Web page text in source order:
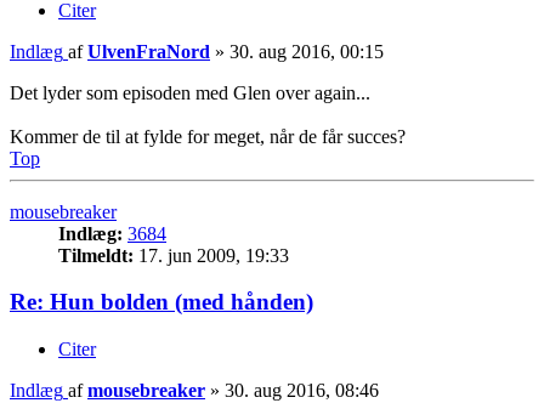
Citer
Indlæg afUlvenFraNord » 30. aug 2016, 00:15
Det lyder som episoden med Glen over again...
Kommer de til at fylde for meget, når de får succes?
Top
mousebreaker
Indlæg: 3684
Tilmeldt: 17. jun 2009, 19:33
Re: Hun bolden (med hånden)
Citer
Indlæg afmousebreaker » 30. aug 2016, 08:46